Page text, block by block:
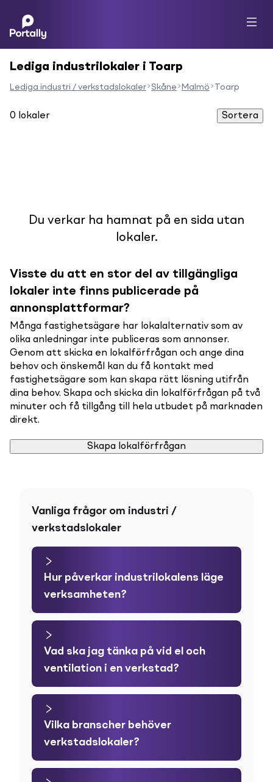
Lediga industrilokaler i Toarp
Lediga industri / verkstadslokaler Skåne Malmö Toarp
0 lokaler Sortera
Du verkar ha hamnat på en sida utan
lokaler.
Visste du att en stor del av tillgängliga
lokaler inte finns publicerade på
annonsplattformar?
Många fastighetsägare har lokalalternativ som av
olika anledningar inte publiceras som annonser.
Genom att skicka en lokalförfrågan och ange dina
behov och önskemål kan du få kontakt med
fastighetsägare som kan skapa rätt lösning utifrån
dina behov. Skapa och skicka din lokalförfrågan på två
minuter och få tillgång till hela utbudet på marknaden
direkt.
Skapa lokalförfrågan
Vanliga frågor om industri /
verkstadslokaler
Hur påverkar industrilokalens läge
verksamheten?
Vad ska jag tänka på vid el och
ventilation i en verkstad?
Vilka branscher behöver
verkstadslokaler?